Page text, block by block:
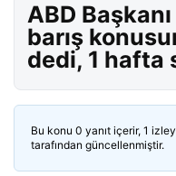
ABD
barış
dedi, 1 hafta
Bu konu 0 yanıt içerir, 1
tarafından güncellenmiştir.